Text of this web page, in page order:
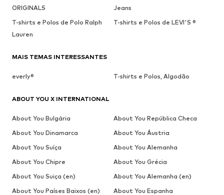
ORIGINALS
Jeans
T-shirts e Polos de Polo Ralph
Lauren
T-shirts e Polos de LEVI'S ®
MAIS TEMAS INTERESSANTES
everly® T-shirts e Polos, Algodão
ABOUT YOU X INTERNATIONAL
About You Bulgária
About You República Checa
About You Dinamarca
About You Áustria
About You Suíça
About You Alemanha
About You Chipre
About You Grécia
About You Suiça (en)
About You Alemanha (en)
About You Países Baixos (en)
About You Espanha